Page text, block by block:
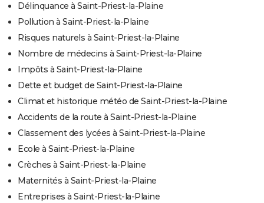
Délinquance à Saint-Priest-la-Plaine
Pollution à Saint-Priest-la-Plaine
Risques naturels à Saint-Priest-la-Plaine
Nombre de médecins à Saint-Priest-la-Plaine
Impôts à Saint-Priest-la-Plaine
Dette et budget de Saint-Priest-la-Plaine
Climat et historique météo de Saint-Priest-la-Plaine
Accidents de la route à Saint-Priest-la-Plaine
Classement des lycées à Saint-Priest-la-Plaine
Ecole à Saint-Priest-la-Plaine
Crèches à Saint-Priest-la-Plaine
Maternités à Saint-Priest-la-Plaine
Entreprises à Saint-Priest-la-Plaine